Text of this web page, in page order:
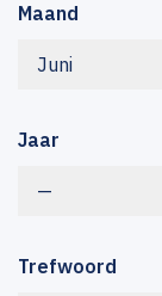
Maand
Juni
Jaar
—
Trefwoord